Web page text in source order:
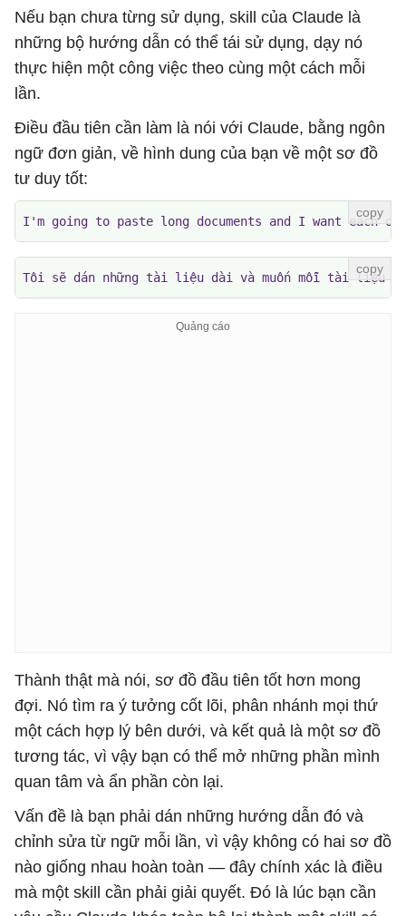
Nếu bạn chưa từng sử dụng, skill của Claude là
những bộ hướng dẫn có thể tái sử dụng, dạy nó
thực hiện một công việc theo cùng một cách mỗi
lần.
Điều đầu tiên cần làm là nói với Claude, bằng ngôn
ngữ đơn giản, về hình dung của bạn về một sơ đồ
tư duy tốt:
I'm going to paste long documents and I want each
Tôi sẽ dán những tài liệu dài và muốn mỗi tài liệu
Thành thật mà nói, sơ đồ đầu tiên tốt hơn mong
đợi. Nó tìm ra ý tưởng cốt lõi, phân nhánh mọi thứ
một cách hợp lý bên dưới, và kết quả là một sơ đồ
tương tác, vì vậy bạn có thể mở những phần mình
quan tâm và ẩn phần còn lại.
Vấn đề là bạn phải dán những hướng dẫn đó và
chỉnh sửa từ ngữ mỗi lần, vì vậy không có hai sơ đồ
nào giống nhau hoàn toàn — đây chính xác là điều
mà một skill cần phải giải quyết. Đó là lúc bạn cần